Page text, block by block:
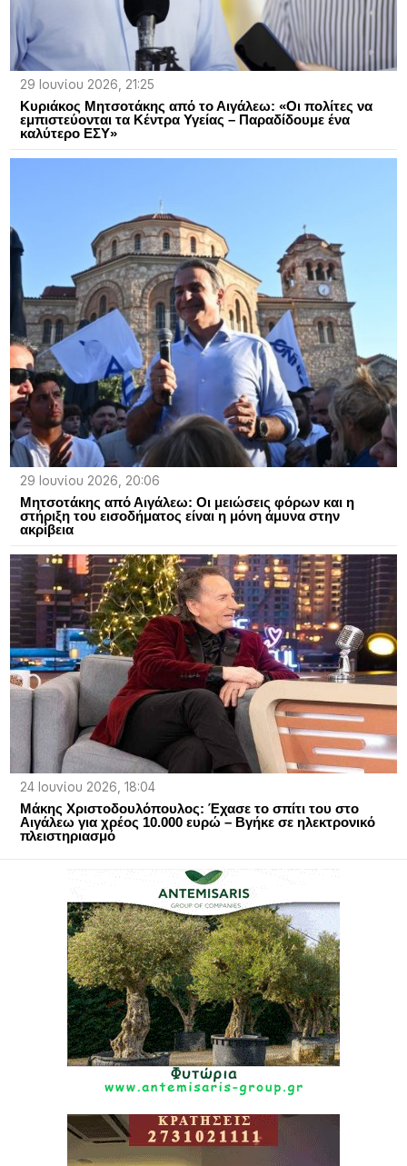
29 Ιουνίου 2026, 21:25
Κυριάκος Μητσοτάκης από το Αιγάλεω: «Οι πολίτες να
εμπιστεύονται τα Κέντρα Υγείας – Παραδίδουμε ένα
καλύτερο ΕΣΥ»
29 Ιουνίου 2026, 20:06
Μητσοτάκης από Αιγάλεω: Οι μειώσεις φόρων και η
στήριξη του εισοδήματος είναι η μόνη άμυνα στην
ακρίβεια
24 Ιουνίου 2026, 18:04
Μάκης Χριστοδουλόπουλος: Έχασε το σπίτι του στο
Αιγάλεω για χρέος 10.000 ευρώ – Βγήκε σε ηλεκτρονικό
πλειστηριασμό